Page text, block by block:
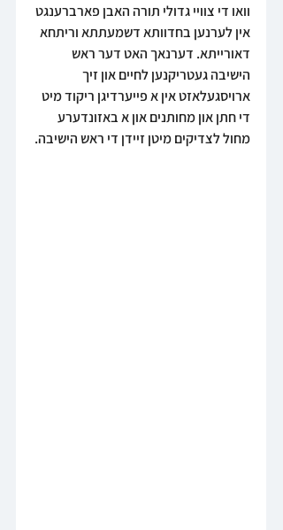
וואו די צוויי גדולי תורה האבן פארברענגט
אין לערנען בחדוותא דשמעתתא וריתחא
דאורייתא. דערנאך האט דער ראש
הישיבה געטריקנען לחיים און זיך
ארויסגעלאזט אין א פייערדיגן ריקוד מיט
די חתן און מחותנים און א באזונדערע
מחול לצדיקים מיטן זיידן די ראש הישיבה.